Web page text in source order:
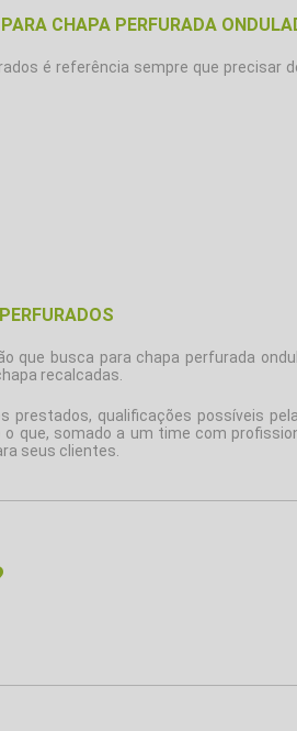
CHAPA PERFURADA
é referência sempre que precisar
que busca para chapa perfurada
recalcadas.
prestados, qualificações possíveis
que, somado a um time com
seus clientes.